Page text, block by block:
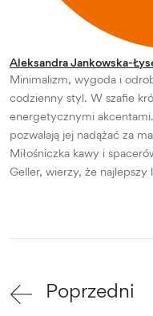
Aleksandra Jankowska-
Minimalizm, wygoda i
codzienny styl. W szafie
energetycznymi
pozwalają jej nadążać za
Miłośniczka kawy i
Geller, wierzy, że
Poprzedni